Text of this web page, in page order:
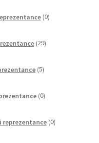
0izdelkov
29izdelkov
5izdelkov
0izdelkov
reprezentance 0izdelkov